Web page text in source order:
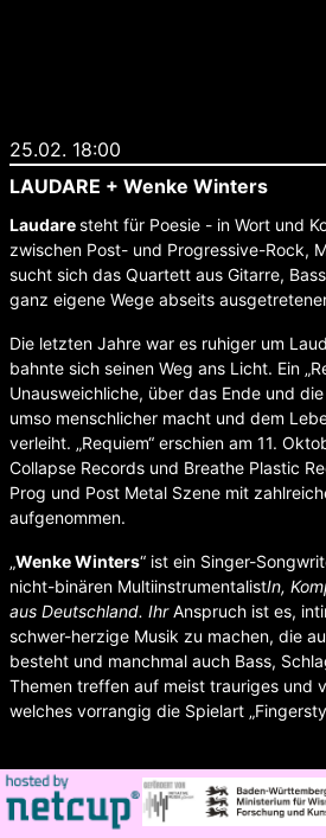
25.02. 18:00
LAUDARE + Wenke Winters
Laudaresteht für Poesie - in Wort und
zwischen Post- und Progressive-Rock,
sucht sich das Quartett aus Gitarre,
ganz eigene Wege abseits
Die letzten Jahre war es ruhiger um
bahnte sich seinen Weg ans Licht. Ein
Unausweichliche, über das Ende und
umso menschlicher macht und dem
verleiht. „Requiem“ erschien am 11.
Collapse Records und Breathe Plastic
Prog und Post Metal Szene mit
aufgenommen.
„Wenke Winters“ ist ein Singer-
nicht-binären MultiinstrumentalistIn,
aus Deutschland. IhrAnspruch ist es,
schwer-herzige Musik zu machen, die
besteht und manchmal auch Bass,
Themen treffen auf meist trauriges und
welches vorrangig die Spielart